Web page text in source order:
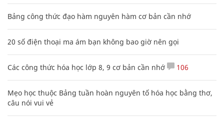
Bảng công thức đạo hàm nguyên hàm cơ bản cần nhớ
20 số điện thoại ma ám bạn không bao giờ nên gọi
Các công thức hóa học lớp 8, 9 cơ bản cần nhớ 106
Mẹo học thuộc Bảng tuần hoàn nguyên tố hóa học bằng thơ,
câu nói vui vẻ